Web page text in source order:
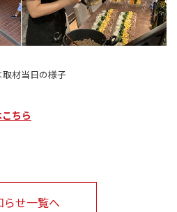
取材当日の様子
ちら
らせ一覧へ